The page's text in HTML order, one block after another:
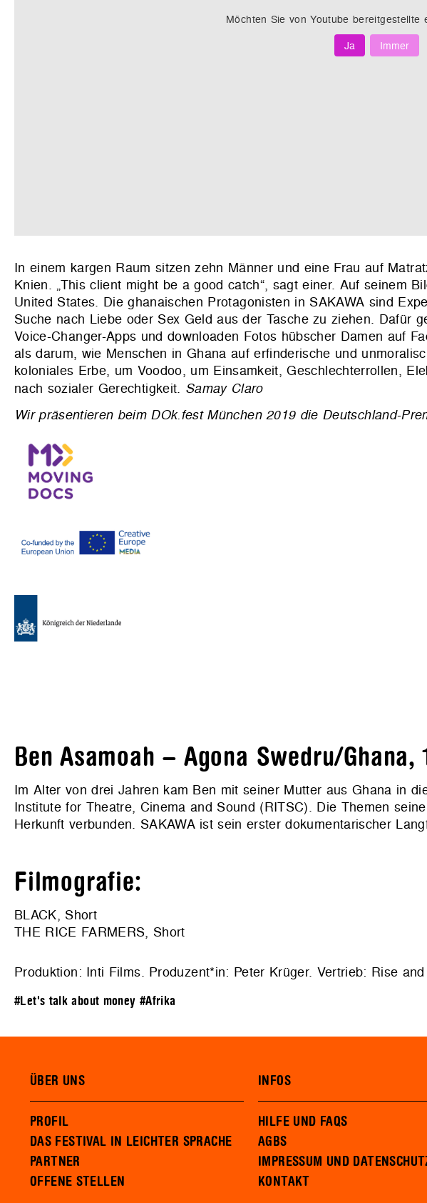
Möchten Sie vonYoutube bereitgestellte
Ja
Immer
In einem kargen Raum sitzen zehn Männer und eine Frau auf
Knien. „This client might be a good catch“, sagt einer. Auf seinem
United States. Die ghanaischen Protagonisten in SAKAWA sind
Suche nach Liebe oder Sex Geld aus der Tasche zu ziehen. Dafür
Voice-Changer-Apps und downloaden Fotos hübscher Damen auf
als darum, wie Menschen in Ghana auf erfinderische und
koloniales Erbe, um Voodoo, um Einsamkeit, Geschlechterrollen,
nach sozialer Gerechtigkeit. Samay Claro
Wir präsentieren beim DOk.fest München 2019 die Deutschland-
Ben Asamoah – Agona Swedru/Ghana,
Im Alter von drei Jahren kam Ben mit seiner Mutter aus Ghana in
Institute for Theatre, Cinema and Sound (RITSC). Die Themen
Herkunft verbunden. SAKAWA ist sein erster dokumentarischer
Filmografie:
BLACK, Short
THE RICE FARMERS, Short
Produktion: Inti Films. Produzent*in: Peter Krüger. Vertrieb: Rise
#Let's talk about money #Afrika
ÜBER UNS
PROFIL
DAS FESTIVAL IN LEICHTER SPRACHE
PARTNER
OFFENE STELLEN
INFOS
HILFE UND FAQS
AGBS
IMPRESSUM UND
KONTAKT